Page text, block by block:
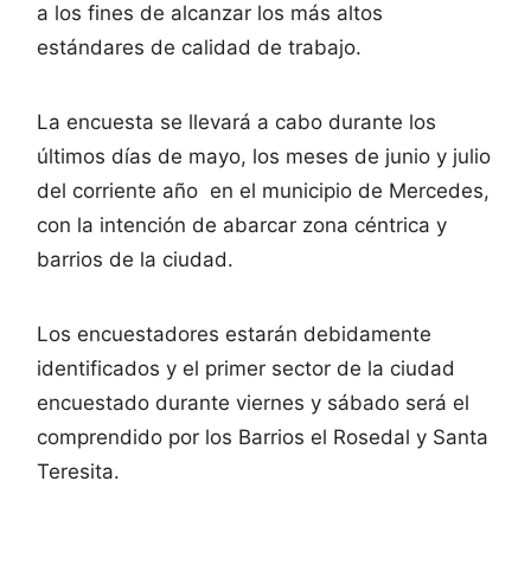
a los fines de alcanzar los más altos
estándares de calidad de trabajo.
La encuesta se llevará a cabo durante los
últimos días de mayo, los meses de junio y julio
del corriente año en el municipio de Mercedes,
con la intención de abarcar zona céntrica y
barrios de la ciudad.
Los encuestadores estarán debidamente
identificados y el primer sector de la ciudad
encuestado durante viernes y sábado será el
comprendido por los Barrios el Rosedal y Santa
Teresita.